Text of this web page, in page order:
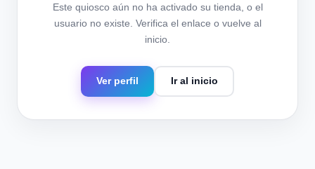
Este quiosco aún no ha activado su tienda, o el
usuario no existe. Verifica el enlace o vuelve al
inicio.
Ver perfil Ir al inicio